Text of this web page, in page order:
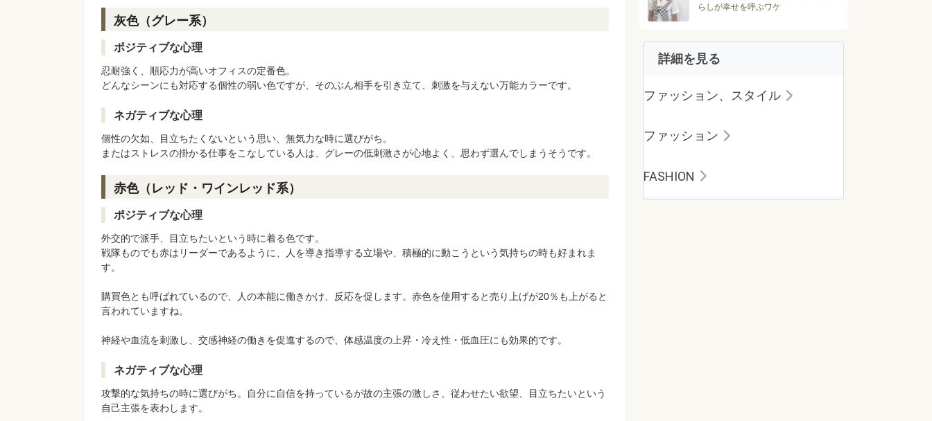
灰色（グレー系）
ポジティブな心理
忍耐強く、順応力が高いオフィスの定番色。
どんなシーンにも対応する個性の弱い色ですが、そのぶん相手を引き立て、刺激を与えない万能カラーです。
ネガティブな心理
個性の欠如、目立ちたくないという思い、無気力な時に選びがち。
またはストレスの掛かる仕事をこなしている人は、グレーの低刺激さが心地よく、思わず選んでしまうそうです。
赤色（レッド・ワインレッド系）
ポジティブな心理
外交的で派手、目立ちたいという時に着る色です。
戦隊ものでも赤はリーダーであるように、人を導き指導する立場や、積極的に動こうという気持ちの時も好まれま
す。
購買色とも呼ばれているので、人の本能に働きかけ、反応を促します。赤色を使用すると売り上げが20％も上がると
言われていますね。
神経や血流を刺激し、交感神経の働きを促進するので、体感温度の上昇・冷え性・低血圧にも効果的です。
ネガティブな心理
攻撃的な気持ちの時に選びがち。自分に自信を持っているが故の主張の激しさ、従わせたい欲望、目立ちたいという
自己主張を表わします。
らしが幸せを呼ぶワケ
詳細を見る
ファッション、スタイル
ファッション
FASHION